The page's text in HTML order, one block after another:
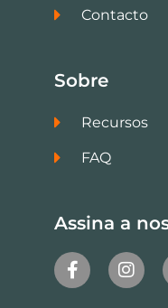
Contacto
Sobre
Recursos
FAQ
Assina a